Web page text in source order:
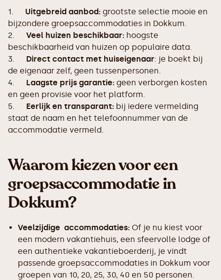
1. Uitgebreid aanbod: grootste selectie mooie en
bijzondere groepsaccommodaties in Dokkum.
2. Veel huizen beschikbaar: hoogste
beschikbaarheid van huizen op populaire data.
3. Direct contact met huiseigenaar: je boekt bij
de eigenaar zelf, geen tussenpersonen.
4. Laagste prijs garantie: geen verborgen kosten
en geen provisie voor het platform.
5. Eerlijk en transparant: bij iedere vermelding
staat de naam en het telefoonnummer van de
accommodatie vermeld.
Waarom kiezen voor een
groepsaccommodatie in
Dokkum?
Veelzijdige accommodaties: Of je nu kiest voor
een modern vakantiehuis, een sfeervolle lodge of
een authentieke vakantieboerderij, je vindt
passende groepsaccommodaties in Dokkum voor
groepen van 10, 20, 25, 30, 40 en 50 personen.